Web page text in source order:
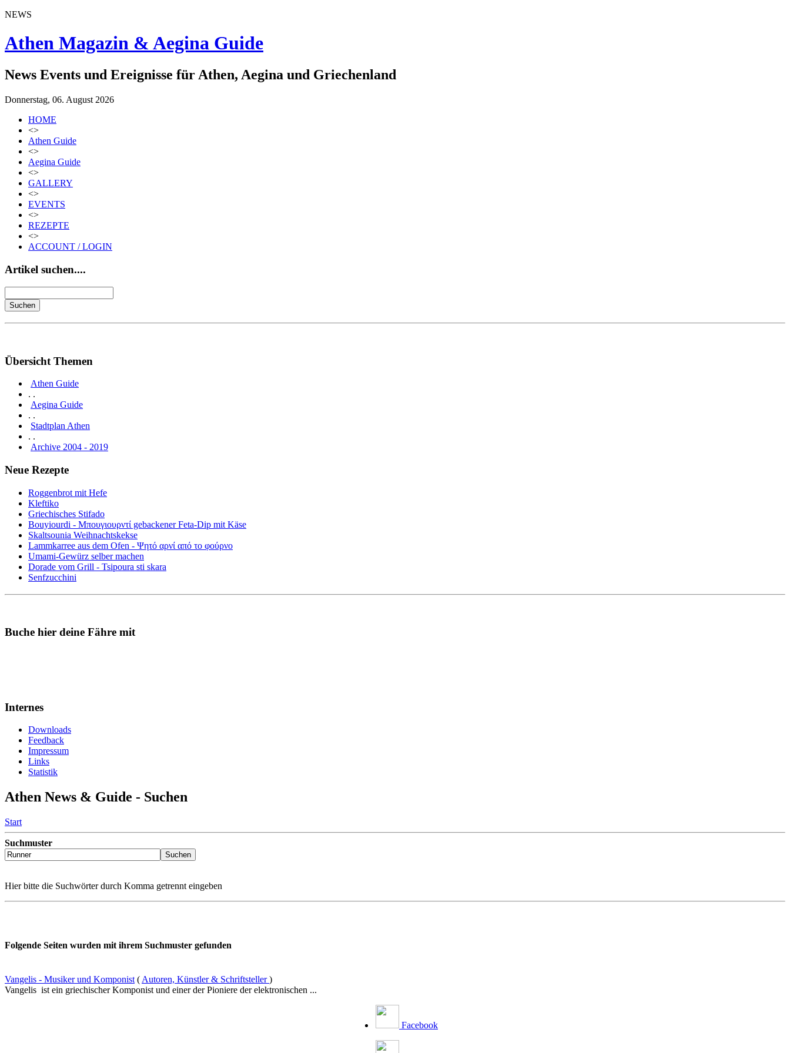
NEWS
Athen Magazin & Aegina Guide
News Events und Ereignisse für Athen, Aegina und Griechenland
Donnerstag, 06. August 2026
HOME
<>
Athen Guide
<>
Aegina Guide
<>
GALLERY
<>
EVENTS
<>
REZEPTE
<>
ACCOUNT / LOGIN
Artikel suchen....
Übersicht Themen
Athen Guide
. .
Aegina Guide
. .
Stadtplan Athen
. .
Archive 2004 - 2019
Neue Rezepte
Roggenbrot mit Hefe
Kleftiko
Griechisches Stifado
Bouyiourdi - Μπουγιουρντί gebackener Feta-Dip mit Käse
Skaltsounia Weihnachtskekse
Lammkarree aus dem Ofen - Ψητό αρνί από το φούρνο
Umami-Gewürz selber machen
Dorade vom Grill - Tsipoura sti skara
Senfzucchini
Buche hier deine Fähre mit
Internes
Downloads
Feedback
Impressum
Links
Statistik
Athen News & Guide - Suchen
Start
Suchmuster
Hier bitte die Suchwörter durch Komma getrennt eingeben
Folgende Seiten wurden mit ihrem Suchmuster gefunden
Vangelis - Musiker und Komponist ( Autoren, Künstler & Schriftsteller)
Vangelis ist ein griechischer Komponist und einer der Pioniere der elektronischen ...
Facebook